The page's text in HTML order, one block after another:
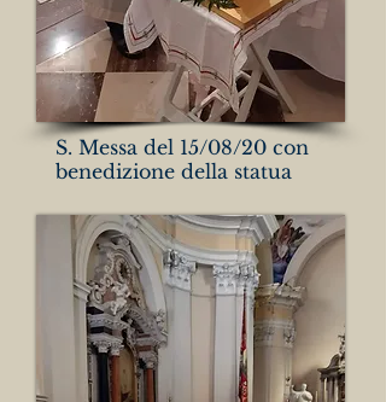
S. Messa del 15/08/20 con
benedizione della statua